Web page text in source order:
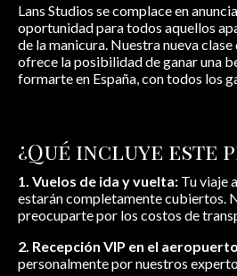
Lans Studios se complace en
oportunidad para todos aquellos
de la manicura. Nuestra nueva
ofrece la posibilidad de ganar una
formarte en España, con todos los
¿Qué incluye este
1. Vuelos de ida y vuelta: Tu viaje
estarán completamente cubiertos.
preocuparte por los costos de
2. Recepción VIP en el
personalmente por nuestros